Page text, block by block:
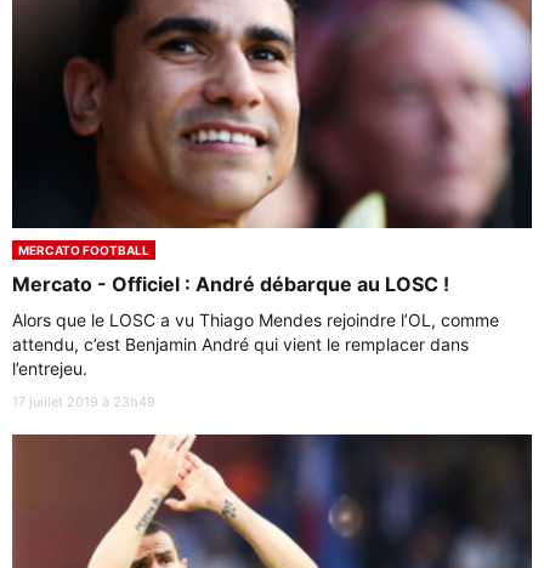
MERCATO FOOTBALL
Mercato - Officiel : André débarque au LOSC !
Alors que le LOSC a vu Thiago Mendes rejoindre l’OL, comme
attendu, c’est Benjamin André qui vient le remplacer dans
l’entrejeu.
17 juillet 2019 à 23h49